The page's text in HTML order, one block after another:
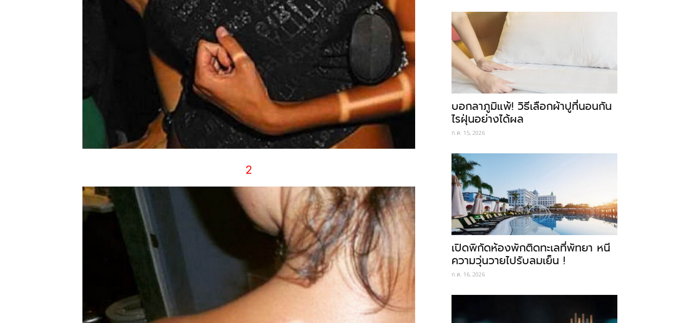
2
บอกลาภูมิแพ้! วิธีเลือกผ้าปูที่นอนกัน
ไรฝุ่นอย่างได้ผล
ก.ค. 15, 2026
เปิดพิกัดห้องพักติดทะเลที่พัทยา หนี
ความวุ่นวายไปรับลมเย็น !
ก.ค. 16, 2026